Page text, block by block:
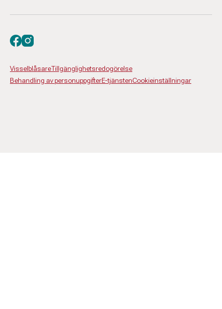
VisselblåsareTillgänglighetsredogörelse
Behandling av personuppgifterE-tjänstenCookieinställningar
Besök oss på facebook
Besök oss på instagram